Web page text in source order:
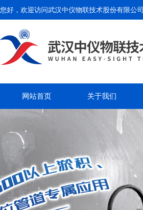
您好，欢迎访问武汉中仪物联技术股份有限公司
网站首页 关于我们